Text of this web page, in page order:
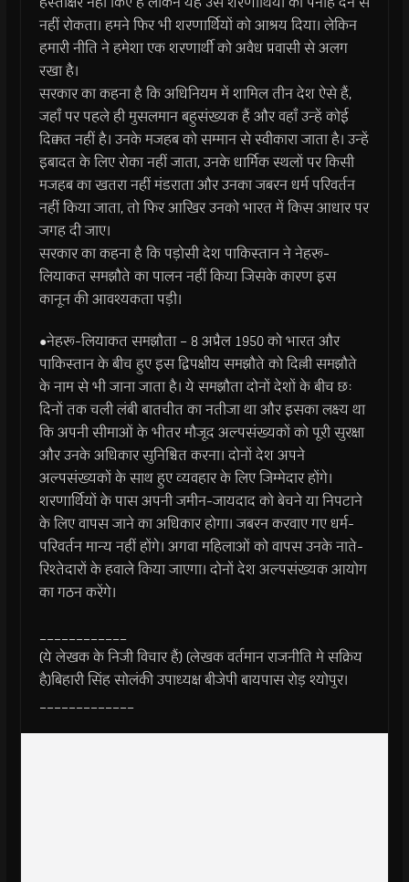
नहीं रोकता। हमने फिर भी शरणार्थियों को आश्रय दिया। लेकिन
हमारी नीति ने हमेशा एक शरणार्थी को अवैध प्रवासी से अलग
रखा है।
सरकार का कहना है कि अधिनियम में शामिल तीन देश ऐसे हैं,
जहाँ पर पहले ही मुसलमान बहुसंख्यक हैं और वहाँ उन्हें कोई
दिक्कत नहीं है। उनके मजहब को सम्मान से स्वीकारा जाता है। उन्हें
इबादत के लिए रोका नहीं जाता, उनके धार्मिक स्थलों पर किसी
मजहब का खतरा नहीं मंडराता और उनका जबरन धर्म परिवर्तन
नहीं किया जाता, तो फिर आखिर उनको भारत में किस आधार पर
जगह दी जाए।
सरकार का कहना है कि पड़ोसी देश पाकिस्तान ने नेहरू-
लियाकत समझौते का पालन नहीं किया जिसके कारण इस
कानून की आवश्यकता पड़ी।
●नेहरू-लियाकत समझौता – 8 अप्रैल 1950 को भारत और
पाकिस्तान के बीच हुए इस द्विपक्षीय समझौते को दिल्ली समझौते
के नाम से भी जाना जाता है। ये समझौता दोनों देशों के बीच छः
दिनों तक चली लंबी बातचीत का नतीजा था और इसका लक्ष्य था
कि अपनी सीमाओं के भीतर मौजूद अल्पसंख्यकों को पूरी सुरक्षा
और उनके अधिकार सुनिश्चित करना। दोनों देश अपने
अल्पसंख्यकों के साथ हुए व्यवहार के लिए जिम्मेदार होंगे।
शरणार्थियों के पास अपनी जमीन-जायदाद को बेचने या निपटाने
के लिए वापस जाने का अधिकार होगा। जबरन करवाए गए धर्म-
परिवर्तन मान्य नहीं होंगे। अगवा महिलाओं को वापस उनके नाते-
रिश्तेदारों के हवाले किया जाएगा। दोनों देश अल्पसंख्यक आयोग
का गठन करेंगे।
____________
(ये लेखक के निजी विचार हैं) (लेखक वर्तमान राजनीति मे सक्रिय
है)बिहारी सिंह सोलंकी उपाध्यक्ष बीजेपी बायपास रोड़ श्योपुर।
_____________